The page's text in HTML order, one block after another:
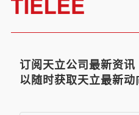
订阅天立公司最新资讯
以随时获取天立最新动